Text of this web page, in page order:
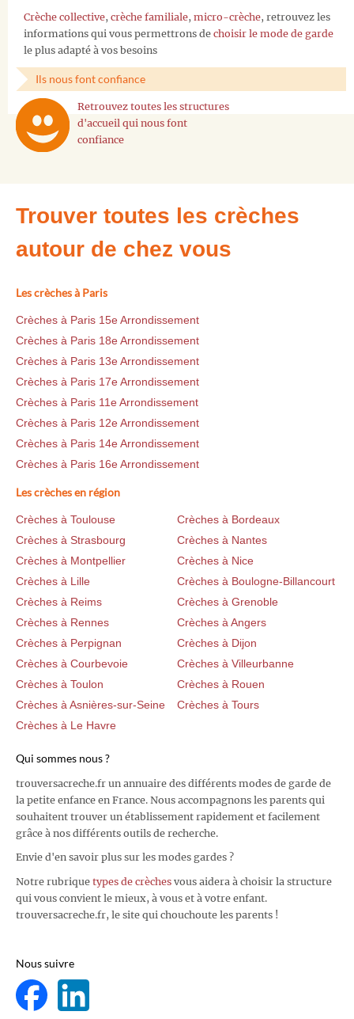
Crèche collective, crèche familiale, micro-crèche, retrouvez les
informations qui vous permettrons de choisir le mode de garde
le plus adapté à vos besoins
Ils nous font confiance
Retrouvez toutes les structures
d'accueil qui nous font
confiance
Trouver toutes les crèches
autour de chez vous
Les crèches à Paris
Crèches à Paris 15e Arrondissement
Crèches à Paris 18e Arrondissement
Crèches à Paris 13e Arrondissement
Crèches à Paris 17e Arrondissement
Crèches à Paris 11e Arrondissement
Crèches à Paris 12e Arrondissement
Crèches à Paris 14e Arrondissement
Crèches à Paris 16e Arrondissement
Les crèches en région
Crèches à Toulouse
Crèches à Bordeaux
Crèches à Strasbourg
Crèches à Nantes
Crèches à Montpellier
Crèches à Nice
Crèches à Lille
Crèches à Boulogne-Billancourt
Crèches à Reims
Crèches à Grenoble
Crèches à Rennes
Crèches à Angers
Crèches à Perpignan
Crèches à Dijon
Crèches à Courbevoie
Crèches à Villeurbanne
Crèches à Toulon
Crèches à Rouen
Crèches à Asnières-sur-Seine
Crèches à Tours
Crèches à Le Havre
Qui sommes nous ?
trouversacreche.fr un annuaire des différents modes de garde de
la petite enfance en France. Nous accompagnons les parents qui
souhaitent trouver un établissement rapidement et facilement
grâce à nos différents outils de recherche.
Envie d'en savoir plus sur les modes gardes ?
Notre rubrique types de crèches vous aidera à choisir la structure
qui vous convient le mieux, à vous et à votre enfant.
trouversacreche.fr, le site qui chouchoute les parents !
Nous suivre